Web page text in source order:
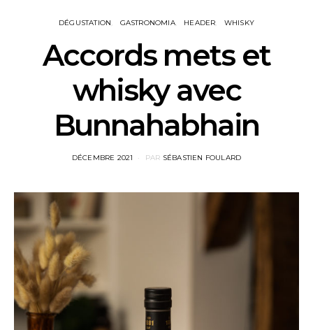
DÉGUSTATION GASTRONOMIA HEADER WHISKY
Accords mets et
whisky avec
Bunnahabhain
POSTED
DÉCEMBRE 2021 PAR SÉBASTIEN FOULARD